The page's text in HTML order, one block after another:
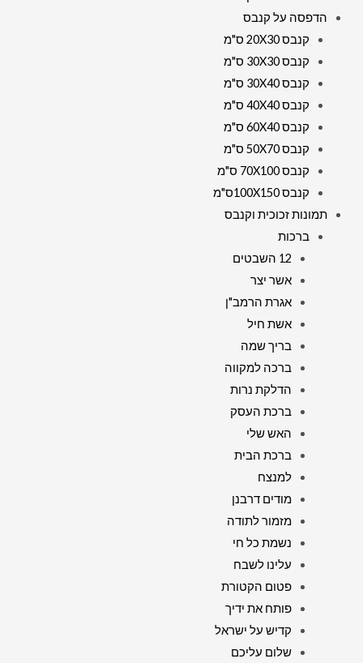
הדפסה על קנבס
קנבס 20X30 ס"מ
קנבס 30X30 ס"מ
קנבס 30X40 ס"מ
קנבס 40X40 ס"מ
קנבס 60X40 ס"מ
קנבס 50X70 ס"מ
קנבס 70X100 ס"מ
קנבס 100X150ס"מ
תמונות זכוכית וקנבס
ברכות
12 השבטים
אשר יצר
אגרת הרמב"ן
אשת חיל
בריך שמה
ברכה למקווה
הדלקת נרות
ברכת העסק
האש שלי
ברכת הבית
למנצח
מודים דרבנן
מזמור לתודה
נשמת כל חי
עלינו לשבח
פטום הקטורת
פותח את ידיך
קדיש על ישראל
שלום עליכם